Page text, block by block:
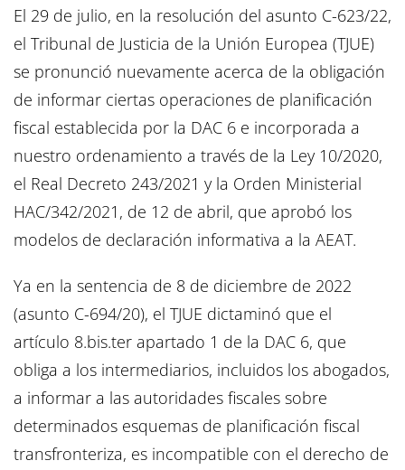
El 29 de julio, en la resolución del asunto C-623/22,
el Tribunal de Justicia de la Unión Europea (TJUE)
se pronunció nuevamente acerca de la obligación
de informar ciertas operaciones de planificación
fiscal establecida por la DAC 6 e incorporada a
nuestro ordenamiento a través de la Ley 10/2020,
el Real Decreto 243/2021 y la Orden Ministerial
HAC/342/2021, de 12 de abril, que aprobó los
modelos de declaración informativa a la AEAT.
Ya en la sentencia de 8 de diciembre de 2022
(asunto C-694/20), el TJUE dictaminó que el
artículo 8.bis.ter apartado 1 de la DAC 6, que
obliga a los intermediarios, incluidos los abogados,
a informar a las autoridades fiscales sobre
determinados esquemas de planificación fiscal
transfronteriza, es incompatible con el derecho de